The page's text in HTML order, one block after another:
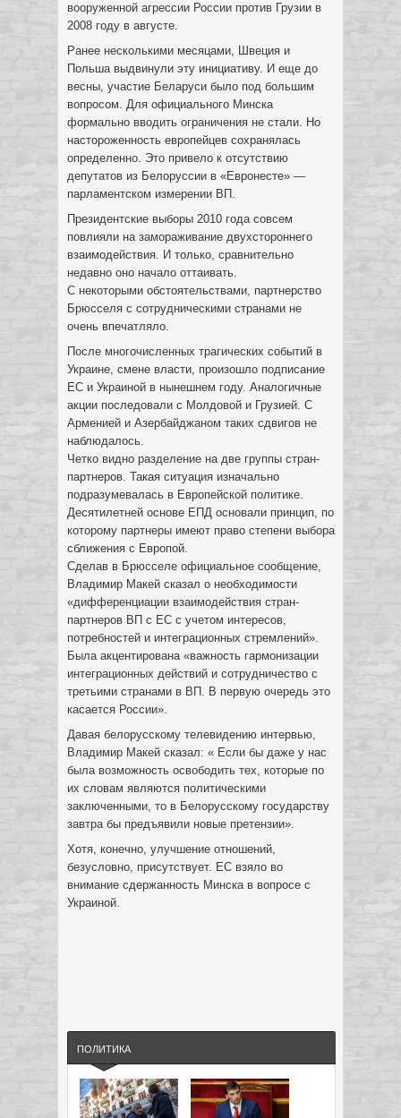
вооруженной агрессии России против Грузии в
2008 году в августе.
Ранее несколькими месяцами, Швеция и
Польша выдвинули эту инициативу. И еще до
весны, участие Беларуси было под большим
вопросом. Для официального Минска
формально вводить ограничения не стали. Но
настороженность европейцев сохранялась
определенно. Это привело к отсутствию
депутатов из Белоруссии в «Евронесте» —
парламентском измерении ВП.
Президентские выборы 2010 года совсем
повлияли на замораживание двухстороннего
взаимодействия. И только, сравнительно
недавно оно начало оттаивать.
С некоторыми обстоятельствами, партнерство
Брюсселя с сотрудническими странами не
очень впечатляло.
После многочисленных трагических событий в
Украине, смене власти, произошло подписание
ЕС и Украиной в нынешнем году. Аналогичные
акции последовали с Молдовой и Грузией. С
Арменией и Азербайджаном таких сдвигов не
наблюдалось.
Четко видно разделение на две группы стран-
партнеров. Такая ситуация изначально
подразумевалась в Европейской политике.
Десятилетней основе ЕПД основали принцип, по
которому партнеры имеют право степени выбора
сближения с Европой.
Сделав в Брюсселе официальное сообщение,
Владимир Макей сказал о необходимости
«дифференциации взаимодействия стран-
партнеров ВП с ЕС с учетом интересов,
потребностей и интеграционных стремлений».
Была акцентирована «важность гармонизации
интеграционных действий и сотрудничество с
третьими странами в ВП. В первую очередь это
касается России».
Давая белорусскому телевидению интервью,
Владимир Макей сказал: « Если бы даже у нас
была возможность освободить тех, которые по
их словам являются политическими
заключенными, то в Белорусскому государству
завтра бы предъявили новые претензии».
Хотя, конечно, улучшение отношений,
безусловно, присутствует. ЕС взяло во
внимание сдержанность Минска в вопросе с
Украиной.
ПОЛИТИКА